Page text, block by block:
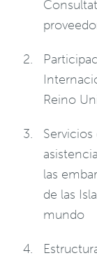
Reino
las
de las
mundo